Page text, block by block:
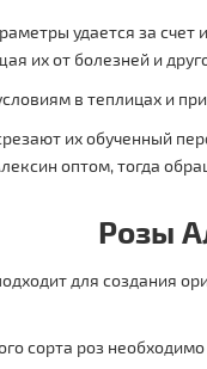
удается за счет
их от болезней и
в теплицах и
их обученный
оптом, тогда
Розы
для создания
сорта роз